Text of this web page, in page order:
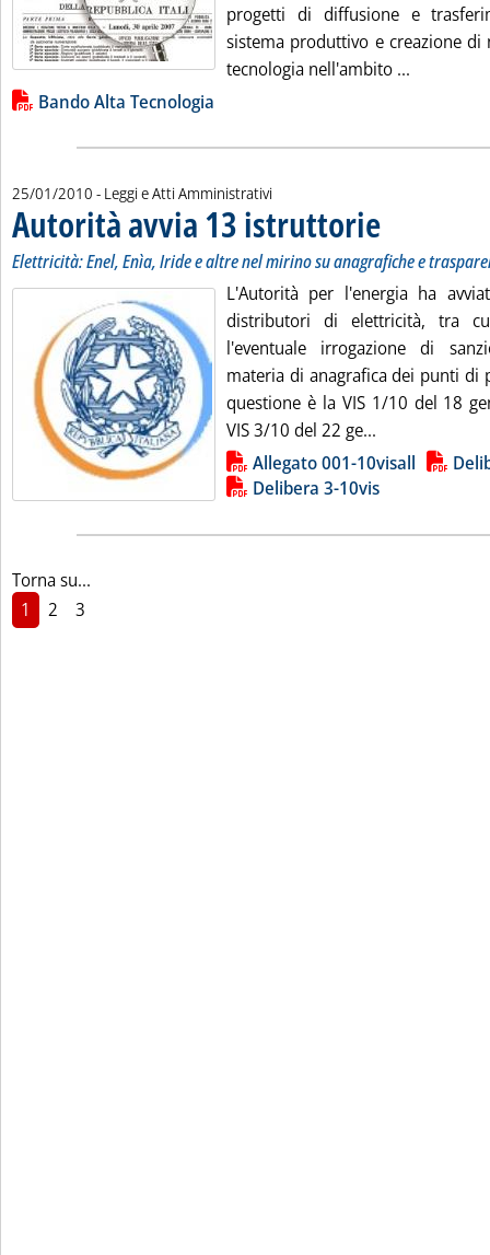
progetti di diffusione e
sistema produttivo e creazione di
tecnologia nell'ambito ...
Lista allegati PDF alla notizia
Bando Alta Tecnologia
25/01/2010 - Leggi e Atti Amministrativi
Autorità avvia 13 istruttorie
Elettricità: Enel, Enìa, Iride e altre nel mirino su anagrafiche e
L'Autorità per l'energia ha
distributori di elettricità, tra
l'eventuale irrogazione di
materia di anagrafica dei punti di
questione è la VIS 1/10 del 18
VIS 3/10 del 22 ge...
Lista allegati PDF alla notiziaAllegato 001-10visall
Delibera 3-10vis
Torna su...
1
2 3